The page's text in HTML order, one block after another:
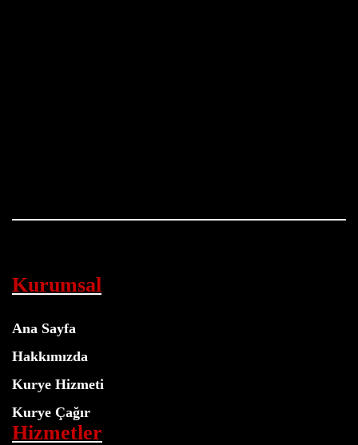
Kurumsal
Ana Sayfa
Hakkımızda
Kurye Hizmeti
Kurye Çağır
Hizmetler